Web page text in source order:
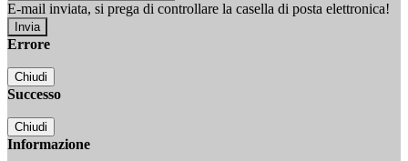
E-mail inviata, si prega di controllare la casella di posta elettronica!
Errore
Chiudi
Successo
Chiudi
Informazione